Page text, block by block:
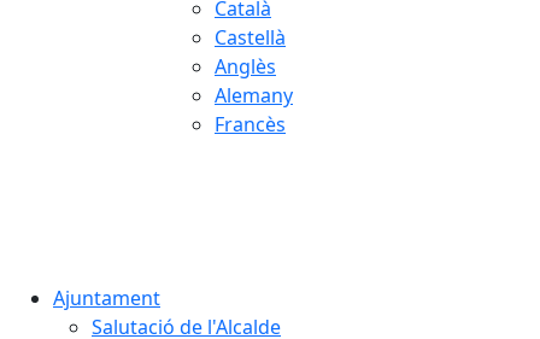
Català
Castellà
Anglès
Alemany
Francès
Ajuntament
Salutació de l'Alcalde